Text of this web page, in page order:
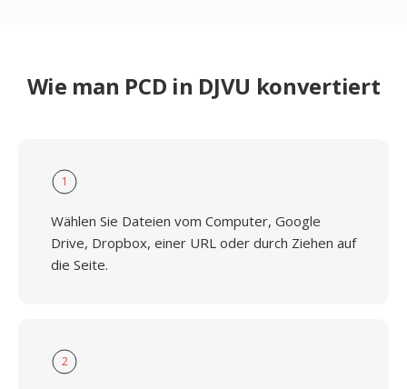
Wie man PCD in DJVU konvertiert
1
Wählen Sie Dateien vom Computer, Google
Drive, Dropbox, einer URL oder durch Ziehen auf
die Seite.
2